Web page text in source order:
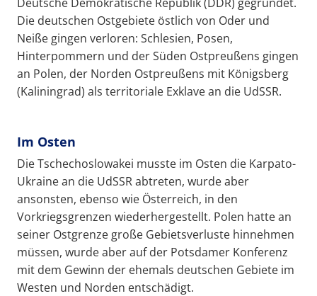
Die deutschen Ostgebiete östlich von Oder und
Neiße gingen verloren: Schlesien, Posen,
Hinterpommern und der Süden Ostpreußens gingen
an Polen, der Norden Ostpreußens mit Königsberg
(Kaliningrad) als territoriale Exklave an die UdSSR.
Im Osten
Die Tschechoslowakei musste im Osten die Karpato-
Ukraine an die UdSSR abtreten, wurde aber
ansonsten, ebenso wie Österreich, in den
Vorkriegsgrenzen wiederhergestellt. Polen hatte an
seiner Ostgrenze große Gebietsverluste hinnehmen
müssen, wurde aber auf der Potsdamer Konferenz
mit dem Gewinn der ehemals deutschen Gebiete im
Westen und Norden entschädigt.